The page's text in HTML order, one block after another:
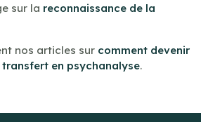
sur la reconnaissance de la
nos articles sur comment devenir
transfert en psychanalyse.